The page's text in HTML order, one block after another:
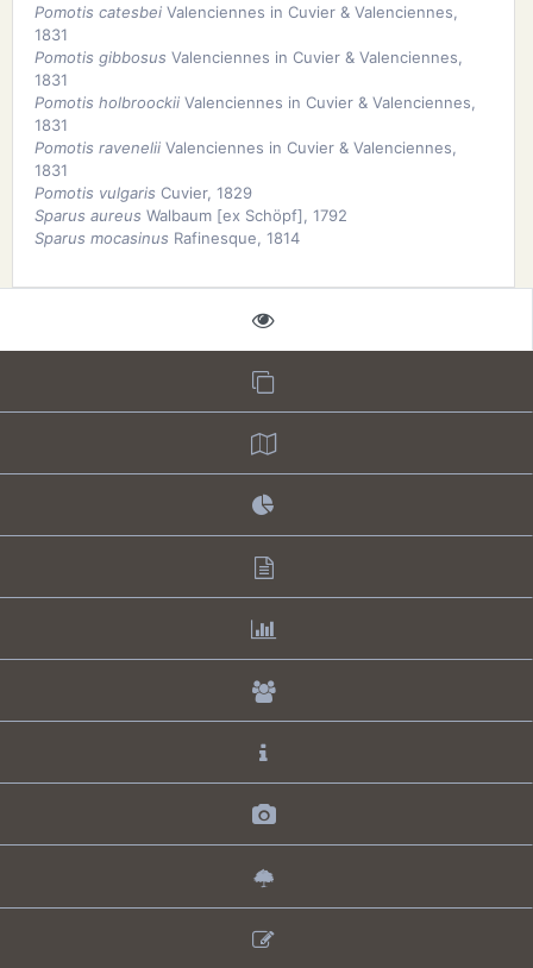
Pomotis catesbeiValenciennes in Cuvier & Valenciennes,
1831
Pomotis gibbosus Valenciennes in Cuvier & Valenciennes,
1831
Pomotis holbroockiiValenciennes in Cuvier & Valenciennes,
1831
Pomotis raveneliiValenciennes in Cuvier & Valenciennes,
1831
Pomotis vulgaris Cuvier, 1829
Sparus aureus Walbaum [ex Schöpf], 1792
Sparus mocasinus Rafinesque, 1814